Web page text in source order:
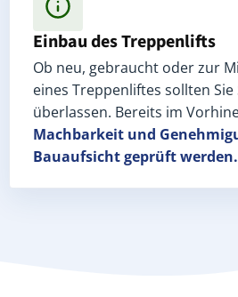
Einbau des Treppenlifts
Ob neu, gebraucht oder zur
eines Treppenliftes sollten Sie
überlassen. Bereits im
Machbarkeit und
Bauaufsicht geprüft werden.